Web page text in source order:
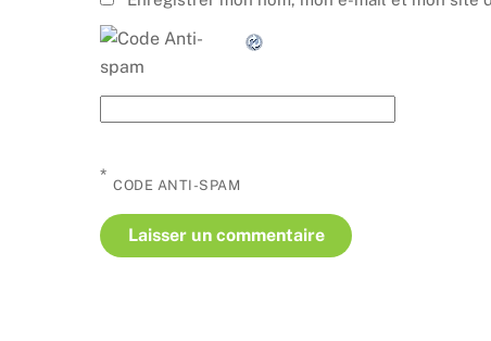
CODE ANTI-SPAM
*